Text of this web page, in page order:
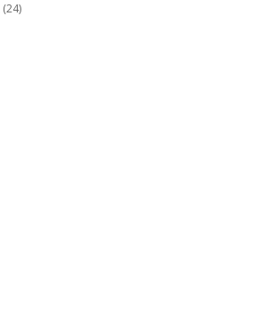
(24)